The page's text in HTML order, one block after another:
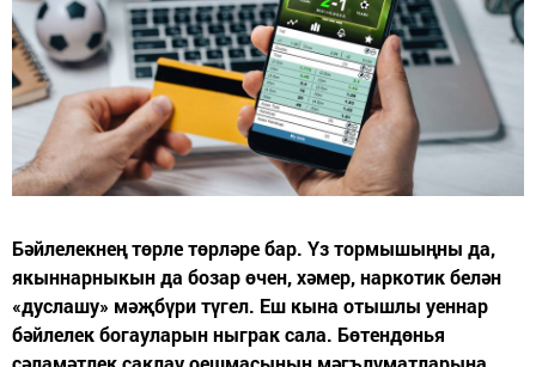
Бәйлелекнең төрле төрләре бар. Үз тормышыңны да,
якыннарныкын да бозар өчен, хәмер, наркотик белән
«дуслашу» мәҗбүри түгел. Еш кына отышлы уеннар
бәйлелек богауларын ныграк сала. Бөтендөнья